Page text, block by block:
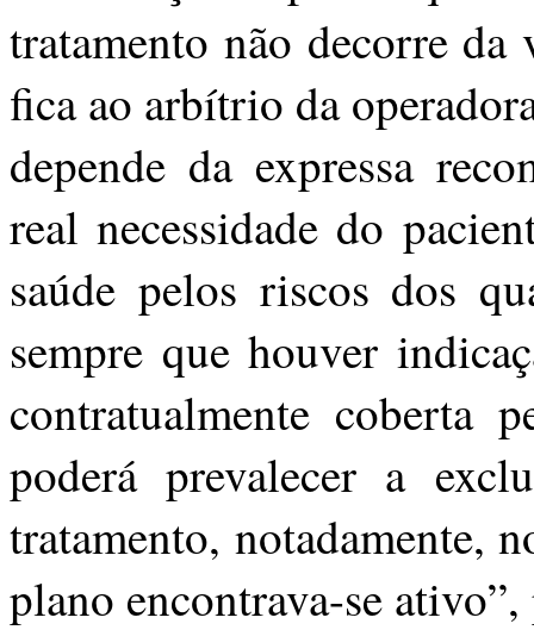
tratamento não decorre da
fica ao arbítrio da
depende da expressa
real necessidade do
saúde pelos riscos dos
sempre que houver
contratualmente coberta
poderá prevalecer a
tratamento, notadamente,
plano encontrava-se